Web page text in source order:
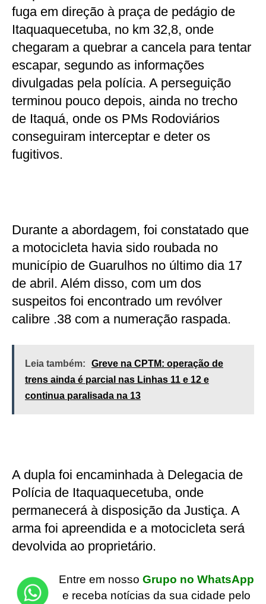
fuga em direção à praça de pedágio de
Itaquaquecetuba, no km 32,8, onde
chegaram a quebrar a cancela para tentar
escapar, segundo as informações
divulgadas pela polícia. A perseguição
terminou pouco depois, ainda no trecho
de Itaquá, onde os PMs Rodoviários
conseguiram interceptar e deter os
fugitivos.
Durante a abordagem, foi constatado que
a motocicleta havia sido roubada no
município de Guarulhos no último dia 17
de abril. Além disso, com um dos
suspeitos foi encontrado um revólver
calibre .38 com a numeração raspada.
Leia também:
Greve na CPTM: operação de
trens ainda é parcial nas Linhas 11 e 12 e
continua paralisada na 13
A dupla foi encaminhada à Delegacia de
Polícia de Itaquaquecetuba, onde
permanecerá à disposição da Justiça. A
arma foi apreendida e a motocicleta será
devolvida ao proprietário.
Entre em nosso Grupo no WhatsApp
e receba notícias da sua cidade pelo